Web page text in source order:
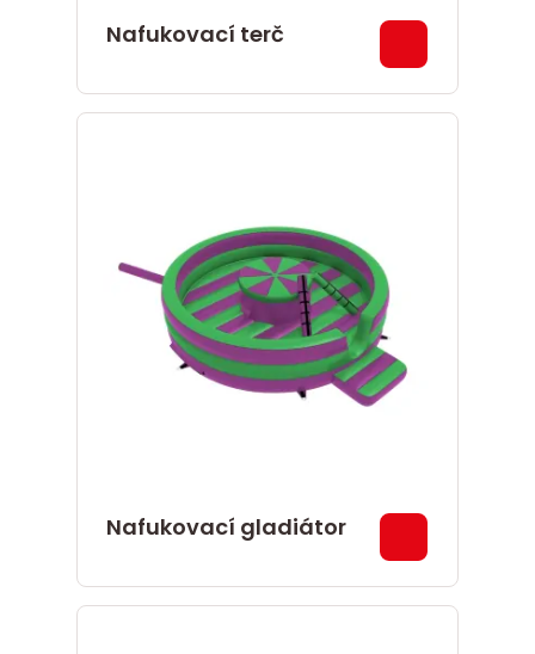
Nafukovací terč
Nafukovací gladiátor